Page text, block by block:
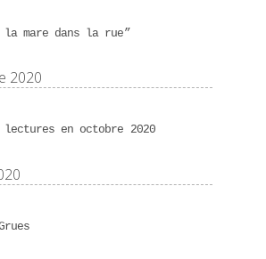
mare dans la rue”
2020
lectures en octobre 2020